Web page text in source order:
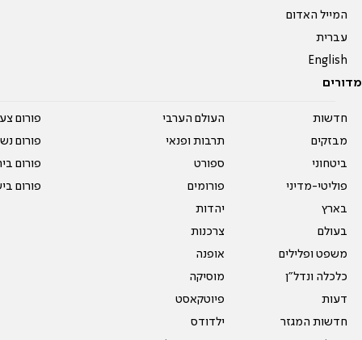
המייל האדום
עברית
English
מדורים
חדשות
מבזקים
ביטחוני
פוליטי-מדיני
בארץ
בעולם
משפט ופלילים
כלכלה ונדל"ן
דעות
חדשות המגזר
העולם הערבי
תרבות ופנאי
ספורט
פורומים
יהדות
צרכנות
אופנה
מוסיקה
פיוטקאסט
ילדודס
פורום
פורום
פורום
פורום